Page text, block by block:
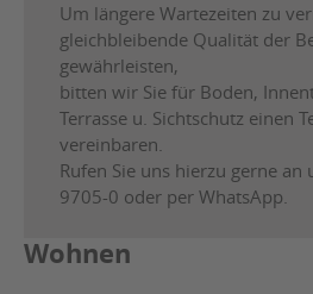
Um längere Wartezeiten zu
gleichbleibende Qualität der
gewährleisten,
bitten wir Sie für Boden,
Terrasse u. Sichtschutz einen
vereinbaren.
Rufen Sie uns hierzu gerne
9705-0 oder per WhatsApp.
Wohnen